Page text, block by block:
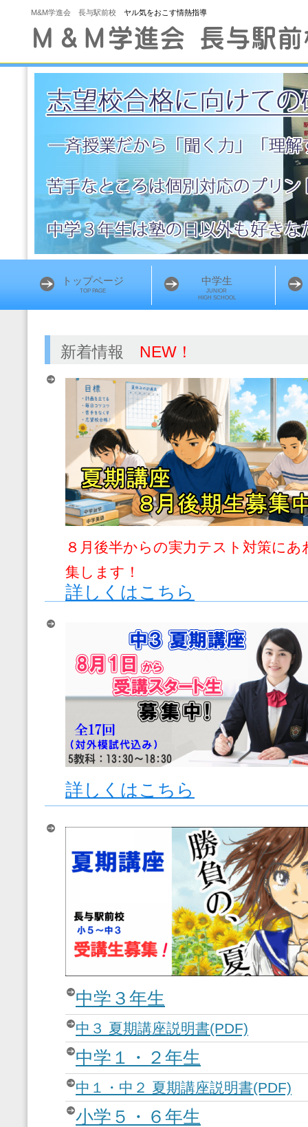
M&M学進会 長与駅前校 ヤル気をおこす情熱指導
新着情報 NEW！
８月後半からの実力テスト対策に
集します！
詳しくはこちら
詳しくはこちら
中学３年生
中３ 夏期講座説明書(PDF)
中学１・２年生
中１・中２ 夏期講座説明書(PDF)
小学５・６年生
トップページ
TOP PAGE
中学生
JUNIOR
HIGH SCHOOL